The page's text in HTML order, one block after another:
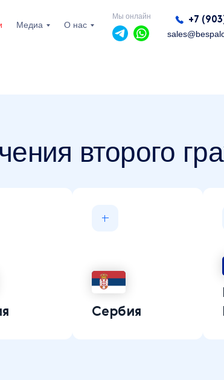
Мы онлайн
пн-пт: 10.00 - 19.00
О нас
Медиа
+7
второго
Сербия